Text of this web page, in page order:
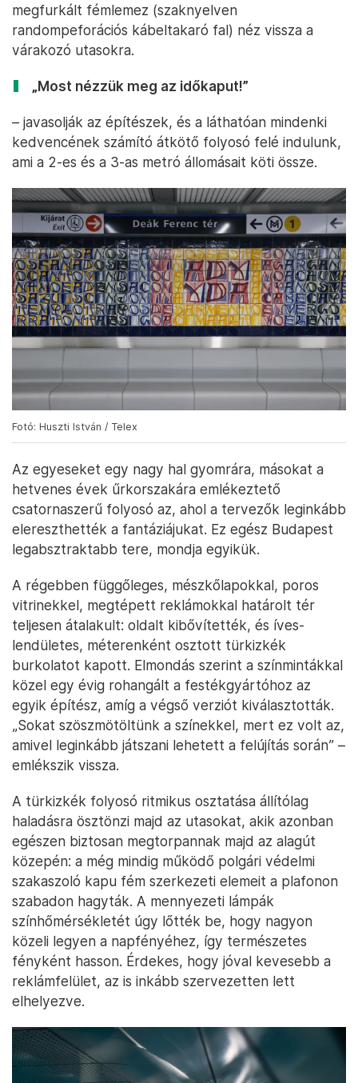
megfurkált fémlemez (szaknyelven
randompeforációs kábeltakaró fal) néz vissza a
várakozó utasokra.
„Most nézzük meg az időkaput!”
– javasolják az építészek, és a láthatóan mindenki
kedvencének számító átkötő folyosó felé indulunk,
ami a 2-es és a 3-as metró állomásait köti össze.
Fotó: Huszti István / Telex
Az egyeseket egy nagy hal gyomrára, másokat a
hetvenes évek űrkorszakára emlékeztető
csatornaszerű folyosó az, ahol a tervezők leginkább
elereszthették a fantáziájukat. Ez egész Budapest
legabsztraktabb tere, mondja egyikük.
A régebben függőleges, mészkőlapokkal, poros
vitrinekkel, megtépett reklámokkal határolt tér
teljesen átalakult: oldalt kibővítették, és íves-
lendületes, méterenként osztott türkizkék
burkolatot kapott. Elmondás szerint a színmintákkal
közel egy évig rohangált a festékgyártóhoz az
egyik építész, amíg a végső verziót kiválasztották.
„Sokat szöszmötöltünk a színekkel, mert ez volt az,
amivel leginkább játszani lehetett a felújítás során” –
emlékszik vissza.
A türkizkék folyosó ritmikus osztatása állítólag
haladásra ösztönzi majd az utasokat, akik azonban
egészen biztosan megtorpannak majd az alagút
közepén: a még mindig működő polgári védelmi
szakaszoló kapu fém szerkezeti elemeit a plafonon
szabadon hagyták. A mennyezeti lámpák
színhőmérsékletét úgy lőtték be, hogy nagyon
közeli legyen a napfényéhez, így természetes
fényként hasson. Érdekes, hogy jóval kevesebb a
reklámfelület, az is inkább szervezetten lett
elhelyezve.